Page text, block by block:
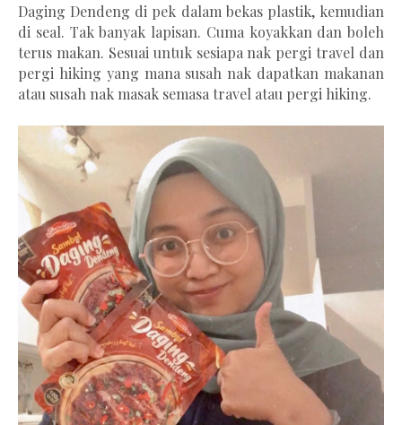
Daging Dendeng di pek dalam bekas plastik, kemudian
di seal. Tak banyak lapisan. Cuma koyakkan dan boleh
terus makan. Sesuai untuk sesiapa nak pergi travel dan
pergi hiking yang mana susah nak dapatkan makanan
atau susah nak masak semasa travel atau pergi hiking.